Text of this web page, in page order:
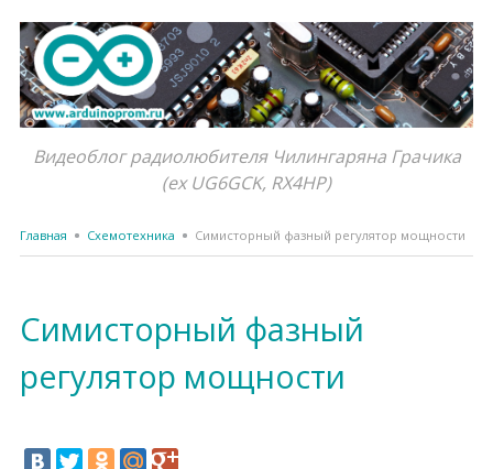
Видеоблог радиолюбителя Чилингаряна Грачика
(ex UG6GCK, RX4HP)
Главная Схемотехника Симисторный фазный регулятор мощности
Симисторный фазный
регулятор мощности